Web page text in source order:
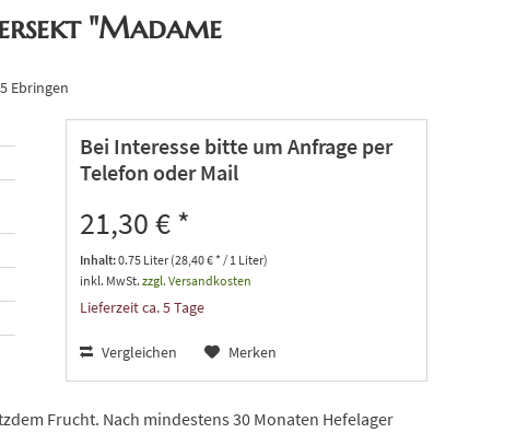
"Madame
Ebringen
Bei Interesse bitte um Anfrage per
Telefon oder Mail
21,30 € *
Inhalt:0.75 Liter (28,40 € * / 1 Liter)
inkl. MwSt. zzgl. Versandkosten
Lieferzeit ca. 5 Tage
Vergleichen Merken
Frucht. Nach mindestens 30 Monaten Hefelager